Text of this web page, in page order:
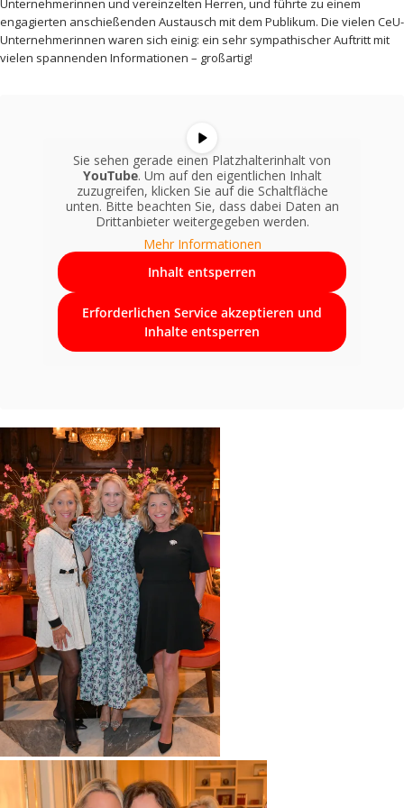
Unternehmerinnen und vereinzelten Herren, und führte zu einem
engagierten anschießenden Austausch mit dem Publikum. Die vielen CeU-
Unternehmerinnen waren sich einig: ein sehr sympathischer Auftritt mit
vielen spannenden Informationen – großartig!
Sie sehen gerade einen Platzhalterinhalt von
YouTube. Um auf den eigentlichen Inhalt
zuzugreifen, klicken Sie auf die Schaltfläche
unten. Bitte beachten Sie, dass dabei Daten an
Drittanbieter weitergegeben werden.
Mehr Informationen
Inhalt entsperren
Erforderlichen Service akzeptieren und
Inhalte entsperren